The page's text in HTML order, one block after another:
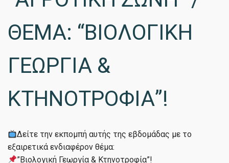
ΘΕΜΑ: “ΒΙΟΛΟΓΙΚΗ
ΓΕΩΡΓΙΑ &
ΚΤΗΝΟΤΡΟΦΙΑ”!
Δείτε την εκπομπή αυτής της εβδομάδας με το
εξαιρετικά ενδιαφέρον θέμα:
”Βιολογική Γεωργία & Κτηνοτροφία”!